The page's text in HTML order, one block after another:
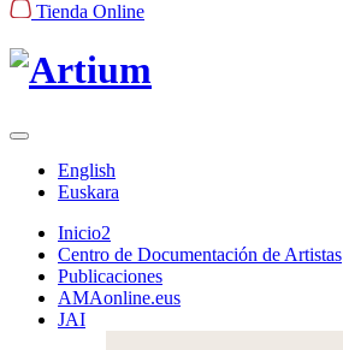
Tienda Online
English
Euskara
Inicio2
Centro de Documentación de Artistas
Publicaciones
AMAonline.eus
JAI